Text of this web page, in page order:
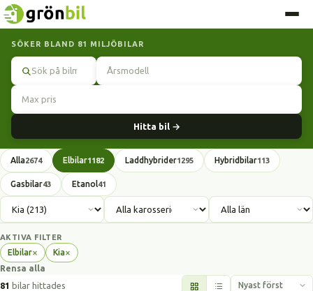
SÖKER BLAND 81 MILJÖBILAR
Hitta bil →
Alla2674 Elbilar1182 Laddhybrider1295 Hybridbilar113
Gasbilar43 Etanol41
AKTIVA FILTER
Elbilar×
Ta
bort
filter
Kia×
Ta
filter
Rensa alla
81 bilar hittades